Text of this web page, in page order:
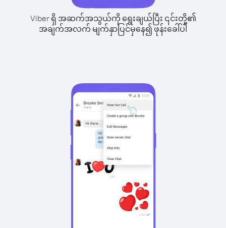
Viber ရှိ အဆက်အသွယ်ကို ရွေးချယ်ပြီး ၎င်းတို့၏
အချက်အလက် မျက်နှာပြင်မှနေ၍ ဖုန်းခေါ်ပါ